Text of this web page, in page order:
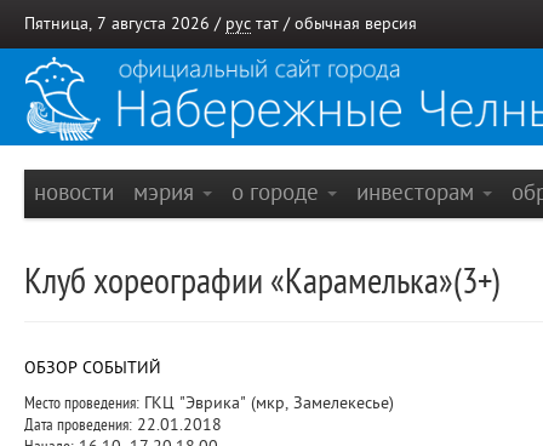
Пятница, 7 августа 2026 / рус тат / обычная версия
новости мэрия о городе инвесторам
Клуб хореографии «Карамелька»(3+)
ОБЗОР СОБЫТИЙ
Место проведения: ГКЦ "Эврика" (мкр, Замелекесье)
Дата проведения: 22.01.2018